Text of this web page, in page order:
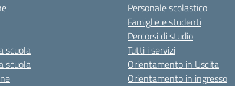
scuola
scuola
Personale scolastico
Famiglie e studenti
Percorsi di studio
Tutti i servizi
Orientamento in Uscita
Orientamento in ingresso